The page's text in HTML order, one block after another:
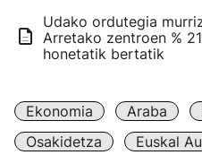
Udako ordutegia
Arretako zentroen %
honetatik bertatik
Ekonomia Araba
Osakidetza
Euskal